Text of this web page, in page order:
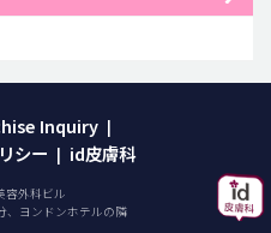
Inquiry |
シー | id皮膚科
容外科ビル
、ヨンドンホテルの隣